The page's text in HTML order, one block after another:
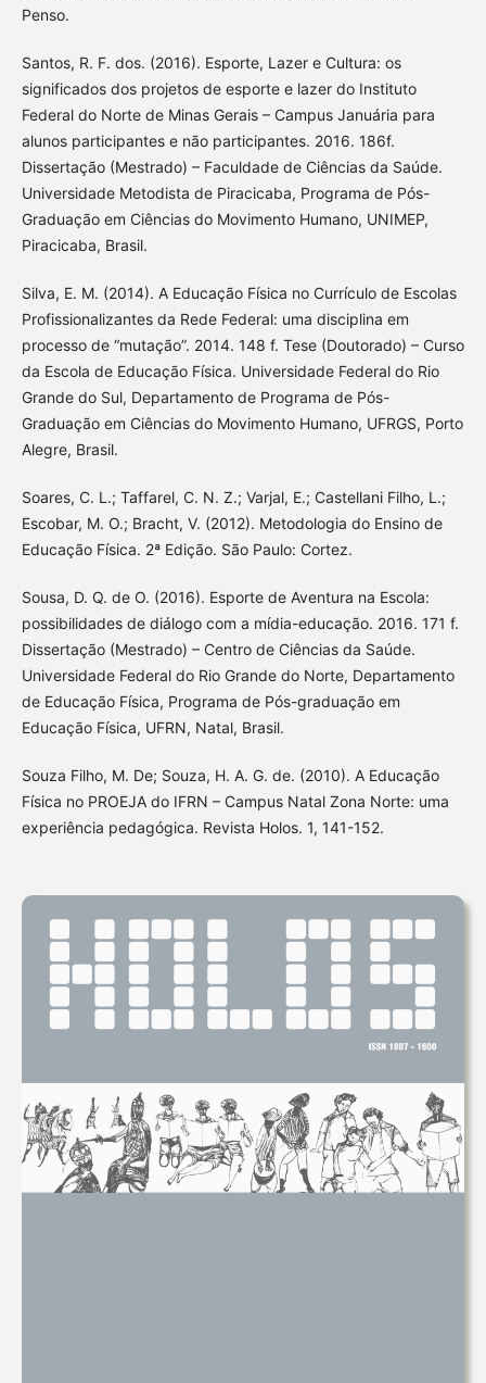
Penso.
Santos, R. F. dos. (2016). Esporte, Lazer e Cultura: os
significados dos projetos de esporte e lazer do Instituto
Federal do Norte de Minas Gerais – Campus Januária para
alunos participantes e não participantes. 2016. 186f.
Dissertação (Mestrado) – Faculdade de Ciências da Saúde.
Universidade Metodista de Piracicaba, Programa de Pós-
Graduação em Ciências do Movimento Humano, UNIMEP,
Piracicaba, Brasil.
Silva, E. M. (2014). A Educação Física no Currículo de Escolas
Profissionalizantes da Rede Federal: uma disciplina em
processo de “mutação”. 2014. 148 f. Tese (Doutorado) – Curso
da Escola de Educação Física. Universidade Federal do Rio
Grande do Sul, Departamento de Programa de Pós-
Graduação em Ciências do Movimento Humano, UFRGS, Porto
Alegre, Brasil.
Soares, C. L.; Taffarel, C. N. Z.; Varjal, E.; Castellani Filho, L.;
Escobar, M. O.; Bracht, V. (2012). Metodologia do Ensino de
Educação Física. 2ª Edição. São Paulo: Cortez.
Sousa, D. Q. de O. (2016). Esporte de Aventura na Escola:
possibilidades de diálogo com a mídia-educação. 2016. 171 f.
Dissertação (Mestrado) – Centro de Ciências da Saúde.
Universidade Federal do Rio Grande do Norte, Departamento
de Educação Física, Programa de Pós-graduação em
Educação Física, UFRN, Natal, Brasil.
Souza Filho, M. De; Souza, H. A. G. de. (2010). A Educação
Física no PROEJA do IFRN – Campus Natal Zona Norte: uma
experiência pedagógica. Revista Holos. 1, 141-152.